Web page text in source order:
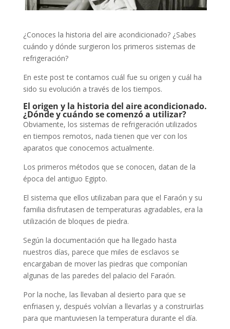
¿Conoces la historia del aire acondicionado? ¿Sabes
cuándo y dónde surgieron los primeros sistemas de
refrigeración?
En este post te contamos cuál fue su origen y cuál ha
sido su evolución a través de los tiempos.
El origen y la historia del aire acondicionado.
¿Dónde y cuándo se comenzó a utilizar?
Obviamente, los sistemas de refrigeración utilizados
en tiempos remotos, nada tienen que ver con los
aparatos que conocemos actualmente.
Los primeros métodos que se conocen, datan de la
época del antiguo Egipto.
El sistema que ellos utilizaban para que el Faraón y su
familia disfrutasen de temperaturas agradables, era la
utilización de bloques de piedra.
Según la documentación que ha llegado hasta
nuestros días, parece que miles de esclavos se
encargaban de mover las piedras que componían
algunas de las paredes del palacio del Faraón.
Por la noche, las llevaban al desierto para que se
enfriasen y, después volvían a llevarlas y a construirlas
para que mantuviesen la temperatura durante el día.